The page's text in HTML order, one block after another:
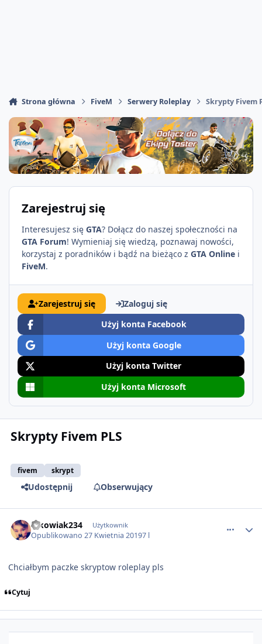
Strona główna FiveM Serwery Roleplay Skrypty Fivem
Zarejestruj się
Interesujesz się GTA? Dołącz do naszej społeczności na
GTA Forum! Wymieniaj się wiedzą, poznawaj nowości,
korzystaj z poradników i bądź na bieżąco z GTA Online i
FiveM.
Zarejestruj się
Zaloguj się
Użyj konta Facebook
Użyj konta Google
Użyj konta Twitter
Użyj konta Microsoft
Skrypty Fivem PLS
fivem skrypt
Udostępnij Obserwujący
lokowiak234 Użytkownik
Opublikowano27 Kwietnia 20197 l
Chciałbym paczke skryptow roleplay pls
Cytuj